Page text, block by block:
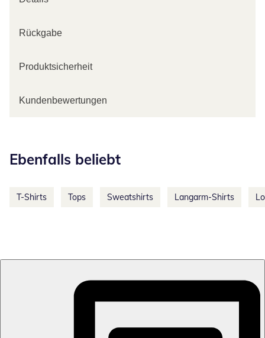
Rückgabe
Produktsicherheit
Kundenbewertungen
Ebenfalls beliebt
T-Shirts Tops Sweatshirts Langarm-Shirts